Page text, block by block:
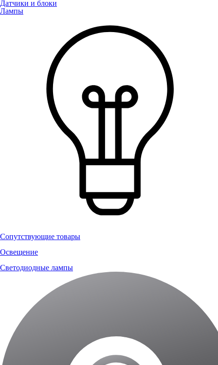
Датчики и блоки
Лампы
Сопутствующие товары
Освещение
Светодиодные лампы